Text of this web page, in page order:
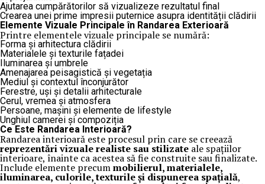
Ajutarea cumpărătorilor să vizualizeze rezultatul final
Crearea unei prime impresii puternice asupra identității clădirii
Elemente Vizuale Principale în Randarea Exterioară
Printre elementele vizuale principale se numără:
Forma și arhitectura clădirii
Materialele și texturile fațadei
Iluminarea și umbrele
Amenajarea peisagistică și vegetația
Mediul și contextul înconjurător
Ferestre, uși și detalii arhitecturale
Cerul, vremea și atmosfera
Persoane, mașini și elemente de lifestyle
Unghiul camerei și compoziția
Ce Este Randarea Interioară?
Randarea interioară este procesul prin care se creează
reprezentări vizuale realiste sau stilizate ale spațiilor
interioare, înainte ca acestea să fie construite sau finalizate.
Include elemente precummobilierul, materialele,
iluminarea, culorile, texturile și dispunerea spațială,